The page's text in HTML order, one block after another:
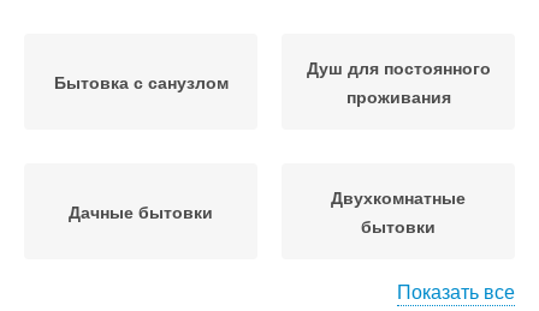
Бытовка с санузлом
Душ для постоянного
проживания
Дачные бытовки
Двухкомнатные
бытовки
Показать все